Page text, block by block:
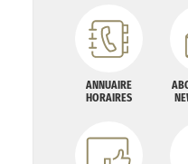
ANNUAIRE
HORAIRES